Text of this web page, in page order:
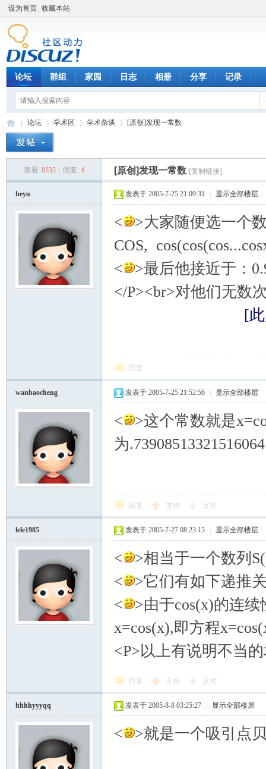
设为首页 收藏本站
论坛 群组 家园 日志 相册 分享 记录
论坛
›
学术区
›
学术杂谈
›
[原创]发现一常数
查看: 8335 回复: 4 [原创]发现一常数 [复制链接]
heyu 发表于 2005-7-25 21:09:31 显示全部楼层
<
>大家随便选一个
COS,
<
>最后他接近于：
</P><br>对他们无数
[
回复
wanbaocheng 发表于 2005-7-25 21:52:56 显示全部楼层
<
>这个常数就是
为
回复 支持 反对
lele1985 发表于 2005-7-27 08:23:15 显示全部楼层
<
>相当于一个数列
<
>它们有如下递推
<
>由于cos(x)的连
x=cos(x),即方程
<P>以上有说明不当
回复 支持 反对
hhhhyyyqq 发表于 2005-8-8 03:25:27 显示全部楼层
< >就是一个吸引点